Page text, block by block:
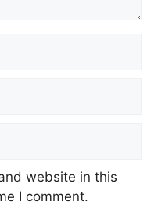
website in this
I comment.